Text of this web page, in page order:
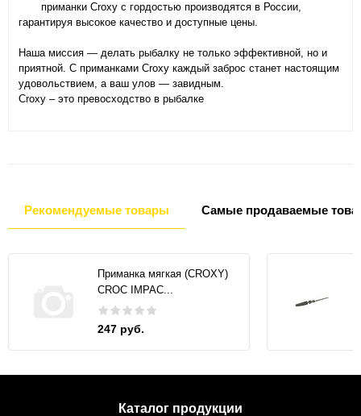
приманки Croxy с гордостью производятся в России,
гарантируя высокое качество и доступные цены.
Наша миссия — делать рыбалку не только эффективной, но и
приятной. С приманками Croxy каждый заброс станет настоящим
удовольствием, а ваш улов — завидным.
Croxy – это превосходство в рыбалке
Рекомендуемые товары Самые продаваемые
Приманка мягкая (CROXY)
CROC IMPAC...
247 руб.
Каталог продукции